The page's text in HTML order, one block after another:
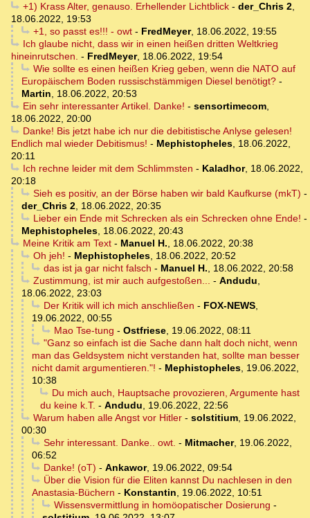
+1) Krass Alter, genauso. Erhellender Lichtblick- der_Chris 2,
18.06.2022, 19:53
+1, so passt es!!! - owt- FredMeyer, 18.06.2022, 19:55
Ich glaube nicht, dass wir in einen heißen dritten Weltkrieg
hineinrutschen. - FredMeyer, 18.06.2022, 19:54
Wie sollte es einen heißen Krieg geben, wenn die NATO auf
Europäischem Boden russischstämmigen Diesel benötigt? -
Martin, 18.06.2022, 20:53
Ein sehr interessanter Artikel. Danke! - sensortimecom,
18.06.2022, 20:00
Danke! Bis jetzt habe ich nur die debitistische Anlyse gelesen!
Endlich mal wieder Debitismus! - Mephistopheles, 18.06.2022,
20:11
Ich rechne leider mit dem Schlimmsten - Kaladhor, 18.06.2022,
20:18
Sieh es positiv, an der Börse haben wir bald Kaufkurse (mkT) -
der_Chris 2, 18.06.2022, 20:35
Lieber ein Ende mit Schrecken als ein Schrecken ohne Ende! -
Mephistopheles, 18.06.2022, 20:43
Meine Kritik am Text- Manuel H., 18.06.2022, 20:38
Oh jeh! - Mephistopheles, 18.06.2022, 20:52
das ist ja gar nicht falsch - Manuel H., 18.06.2022, 20:58
Zustimmung, ist mir auch aufgestoßen... - Andudu,
18.06.2022, 23:03
Der Kritik will ich mich anschließen - FOX-NEWS,
19.06.2022, 00:55
Mao Tse-tung - Ostfriese, 19.06.2022, 08:11
"Ganz so einfach ist die Sache dann halt doch nicht, wenn
man das Geldsystem nicht verstanden hat, sollte man besser
nicht damit argumentieren."! - Mephistopheles, 19.06.2022,
10:38
Du mich auch, Hauptsache provozieren, Argumente hast
du keine k.T. - Andudu, 19.06.2022, 22:56
Warum haben alle Angst vor Hitler- solstitium, 19.06.2022,
00:30
Sehr interessant. Danke.. owt. - Mitmacher, 19.06.2022,
06:52
Danke! (oT) - Ankawor, 19.06.2022, 09:54
Über die Vision für die Eliten kannst Du nachlesen in den
Anastasia-Büchern - Konstantin, 19.06.2022, 10:51
Wissensvermittlung in homöopatischer Dosierung -